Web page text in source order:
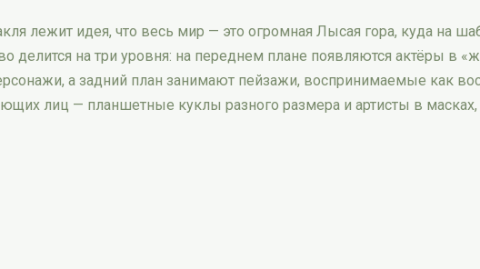
лежит идея, что весь мир — это огромная Лысая гора, куда на
делится на три уровня: на переднем плане появляются актёры в
а задний план занимают пейзажи, воспринимаемые как
лиц — планшетные куклы разного размера и артисты в